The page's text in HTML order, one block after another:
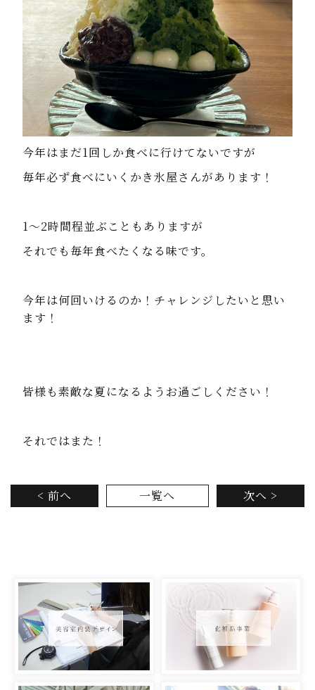
今年はまだ1回しか食べに行けてないですが
毎年必ず食べにいくかき氷屋さんがあります！
1〜2時間程並ぶこともありますが
それでも毎年食べたくなる味です。
今年は何回いけるのか！チャレンジしたいと思い
ます！
皆様も素敵な夏になるようお過ごしください！
それではまた！
< 前へ 一覧へ 次へ >